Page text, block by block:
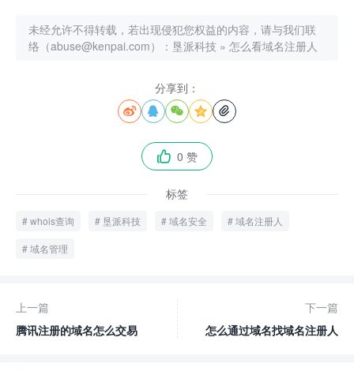
未经允许不得转载，若出现侵犯您权益的内容，请与我们联
络（abuse@kenpai.com）： 垦派科技 » 怎么看域名注册人
分享到：
    
 0 赞
标签
whois查询 垦派科技 域名安全 域名注册人
域名管理
上一篇
腾讯注册的域名怎么交易
下一篇
怎么通过域名找域名注册人